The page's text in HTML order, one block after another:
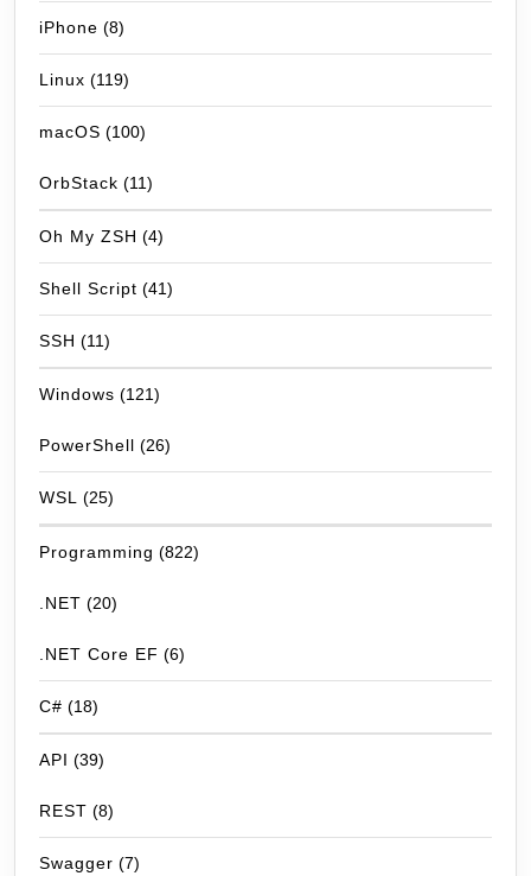
iPhone (8)
Linux (119)
macOS (100)
OrbStack (11)
Oh My ZSH (4)
Shell Script (41)
SSH (11)
Windows (121)
PowerShell (26)
WSL (25)
Programming (822)
.NET (20)
.NET Core EF (6)
C# (18)
API (39)
REST (8)
Swagger (7)